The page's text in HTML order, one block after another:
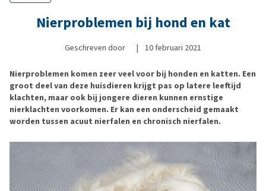
Nierproblemen bij hond en kat
Geschreven door | 10 februari 2021
Nierproblemen komen zeer veel voor bij honden en katten. Een
groot deel van deze huisdieren krijgt pas op latere leeftijd
klachten, maar ook bij jongere dieren kunnen ernstige
nierklachten voorkomen. Er kan een onderscheid gemaakt
worden tussen acuut nierfalen en chronisch nierfalen.